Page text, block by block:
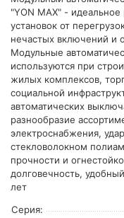
"YON MAX" -
установок от
нечастых включений и
Модульные
используются при
жилых комплексов,
социальной
автоматических
разнообразие
электроснабжения,
стекловолокном
прочности и
долговечность,
лет
Серия: